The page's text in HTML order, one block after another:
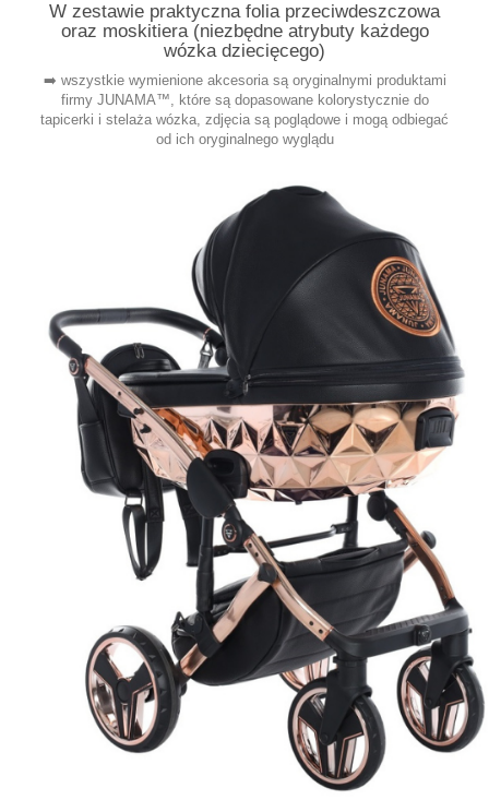
W zestawie praktyczna folia przeciwdeszczowa
oraz moskitiera (niezbędne atrybuty każdego
wózka dziecięcego)
➡️ wszystkie wymienione akcesoria są oryginalnymi produktami
firmy JUNAMA™, które są dopasowane kolorystycznie do
tapicerki i stelaża wózka, zdjęcia są poglądowe i mogą odbiegać
od ich oryginalnego wyglądu